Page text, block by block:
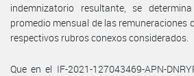
indemnizatorio resultante, se
promedio mensual de las remuneraciones
respectivos rubros conexos considerados.
Que en el IF-2021-127043469-APN-